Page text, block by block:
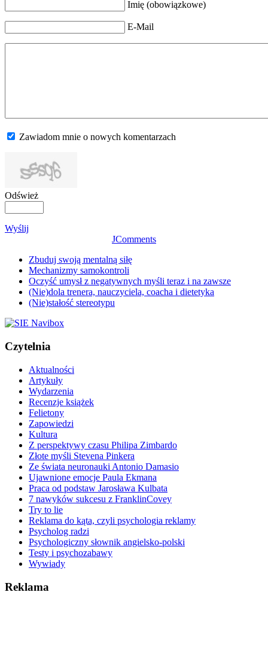
Imię (obowiązkowe)
E-Mail
Zawiadom mnie o nowych komentarzach
Odśwież
Wyślij
JComments
Zbuduj swoją mentalną siłę
Mechanizmy samokontroli
Oczyść umysł z negatywnych myśli teraz i na zawsze
(Nie)dola trenera, nauczyciela, coacha i dietetyka
(Nie)stałość stereotypu
Czytelnia
Aktualności
Artykuły
Wydarzenia
Recenzje książek
Felietony
Zapowiedzi
Kultura
Z perspektywy czasu Philipa Zimbardo
Złote myśli Stevena Pinkera
Ze świata neuronauki Antonio Damasio
Ujawnione emocje Paula Ekmana
Praca od podstaw Jarosława Kulbata
7 nawyków sukcesu z FranklinCovey
Try to lie
Reklama do kąta, czyli psychologia reklamy
Psycholog radzi
Psychologiczny słownik angielsko-polski
Testy i psychozabawy
Wywiady
Reklama